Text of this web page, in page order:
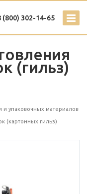
(800) 302-14-65
(гильз)
и упаковочных материалов
(картонных гильз)